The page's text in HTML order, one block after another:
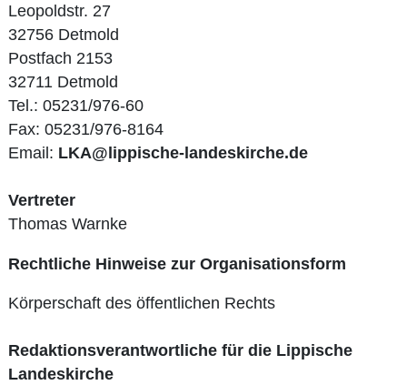
Leopoldstr. 27
32756 Detmold
Postfach 2153
32711 Detmold
Tel.: 05231/976-60
Fax: 05231/976-8164
Email: LKA@lippische-landeskirche.de
Vertreter
Thomas Warnke
Rechtliche Hinweise zur Organisationsform
Körperschaft des öffentlichen Rechts
Redaktionsverantwortliche für die Lippische
Landeskirche